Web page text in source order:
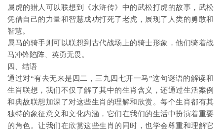
属虎的猎人可以联想到《水浒传》中的武松打虎的故事，武松
凭借自己的力量和智慧成功打死了老虎，展现了人类的勇敢和
智慧。
属马的骑手则可以联想到古代战场上的骑士形象，他们骑着战
马冲锋陷阵、英勇无畏。
四、结语
通过对“有去无来是四二，三九四七开一马”这句谜语的解读和
生肖联想，我们不仅了解了其中的生肖含义，还通过生活案例
和典故联想加深了对这些生肖的理解和欣赏。每个生肖都有其
独特的象征意义和文化内涵，它们在我们的生活中扮演着重要
的角色。让我们在欣赏这些生肖的同时，也学会尊重和理解它